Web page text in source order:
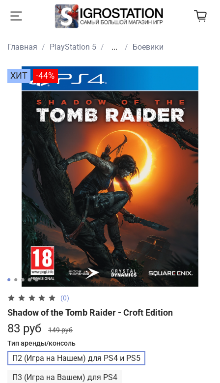
Главная PlayStation 5 ... Боевики
ХИТ -44%
(0)
Shadow of the Tomb Raider - Croft Edition
83 руб
149 руб
Тип аренды/консоль
П2 (Игра на Нашем) для PS4 и PS5
П3 (Игра на Вашем) для PS4